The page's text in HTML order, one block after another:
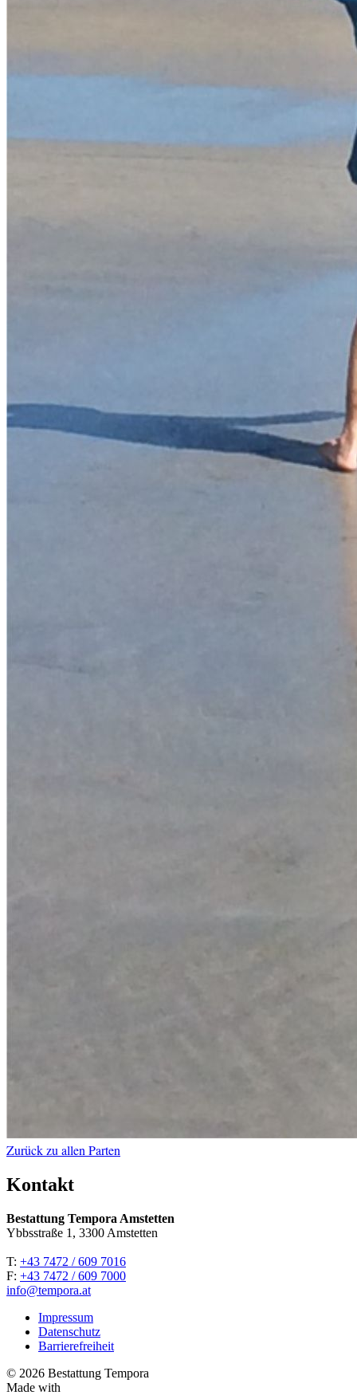
Zurück zu allen Parten
Kontakt
Bestattung Tempora Amstetten
Ybbsstraße 1, 3300 Amstetten
T: +43 7472 / 609 7016
F: +43 7472 / 609 7000
info@tempora.at
Impressum
Datenschutz
Barrierefreiheit
© 2026 Bestattung Tempora
Made with